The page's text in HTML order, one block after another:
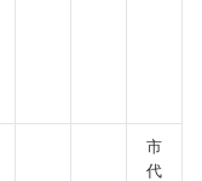
市
代